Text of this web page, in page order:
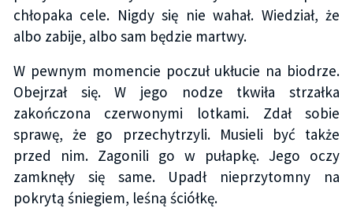
chłopaka cele. Nigdy się nie wahał. Wiedział, że
albo zabije, albo sam będzie martwy.
W pewnym momencie poczuł ukłucie na biodrze.
Obejrzał się. W jego nodze tkwiła strzałka
zakończona czerwonymi lotkami. Zdał sobie
sprawę, że go przechytrzyli. Musieli być także
przed nim. Zagonili go w pułapkę. Jego oczy
zamknęły się same. Upadł nieprzytomny na
pokrytą śniegiem, leśną ściółkę.